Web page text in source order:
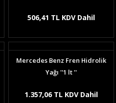
506,41 TL KDV Dahil
Mercedes Benz Fren Hidrolik
Yağı ''1 lt ''
1.357,06 TL KDV Dahil